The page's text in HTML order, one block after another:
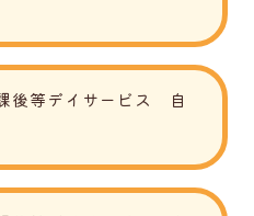
後等デイサービス 自